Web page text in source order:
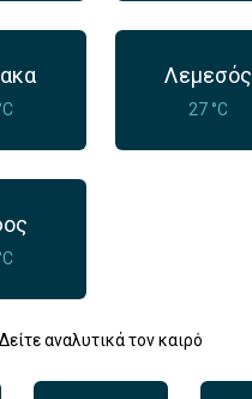
Λεμεσός
27 °C
Δείτε αναλυτικά τον καιρό